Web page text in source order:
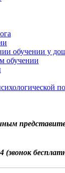
обучении у
обучении
(звонок